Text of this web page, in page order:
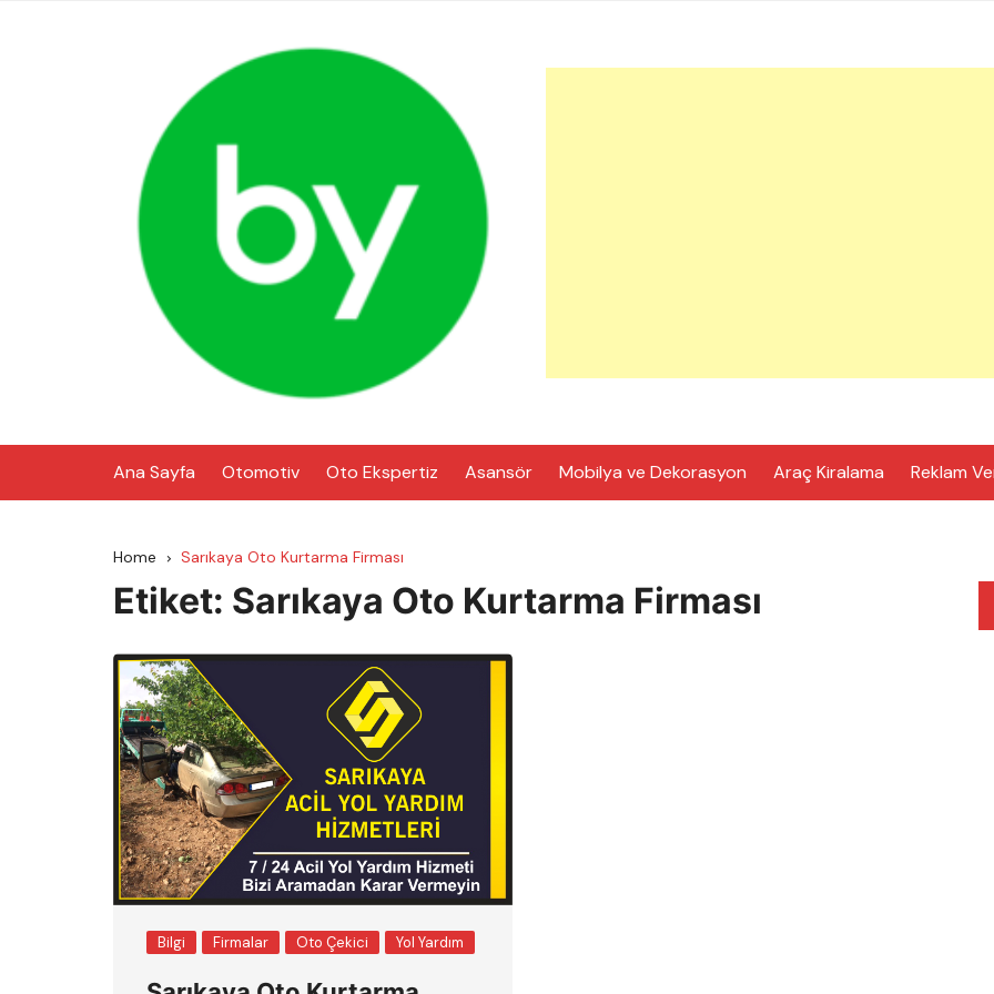
Ana Sayfa Otomotiv Oto Ekspertiz Asansör Mobilya ve Dekorasyon Araç Kiralama Reklam
Home Sarıkaya Oto Kurtarma Firması
Etiket: Sarıkaya Oto Kurtarma Firması
Bilgi Firmalar Oto Çekici Yol Yardım